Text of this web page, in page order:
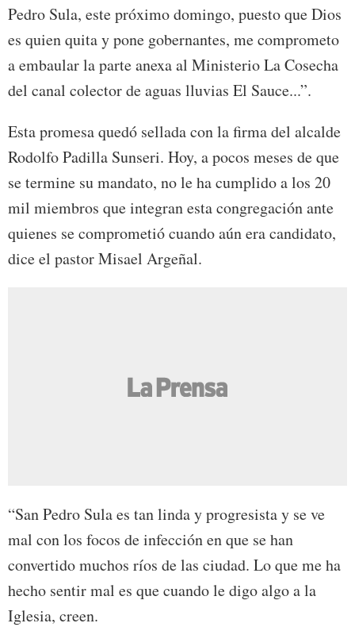
Pedro Sula, este próximo domingo, puesto que Dios
es quien quita y pone gobernantes, me comprometo
a embaular la parte anexa al Ministerio La Cosecha
del canal colector de aguas lluvias El Sauce...”.
Esta promesa quedó sellada con la firma del alcalde
Rodolfo Padilla Sunseri. Hoy, a pocos meses de que
se termine su mandato, no le ha cumplido a los 20
mil miembros que integran esta congregación ante
quienes se comprometió cuando aún era candidato,
dice el pastor Misael Argeñal.
“San Pedro Sula es tan linda y progresista y se ve
mal con los focos de infección en que se han
convertido muchos ríos de las ciudad. Lo que me ha
hecho sentir mal es que cuando le digo algo a la
Iglesia, creen.